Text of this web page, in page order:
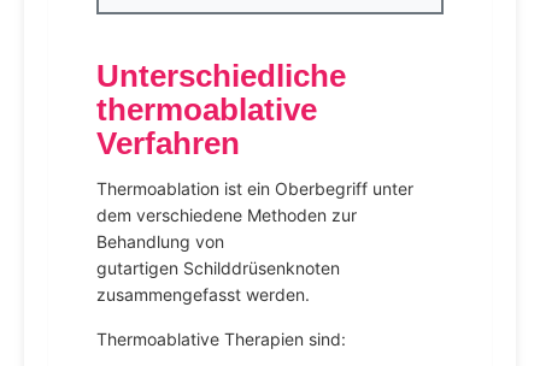
Unterschiedliche
thermoablative
Verfahren
Thermoablation ist ein Oberbegriff unter
dem verschiedene Methoden zur
Behandlung von
gutartigen Schilddrüsenknoten
zusammengefasst werden.
Thermoablative Therapien sind: